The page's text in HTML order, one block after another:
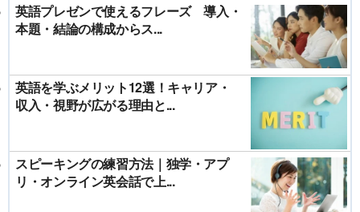
英語プレゼンで使えるフレーズ 導入・
本題・結論の構成からス...
英語を学ぶメリット12選！キャリア・
収入・視野が広がる理由と...
スピーキングの練習方法｜独学・アプ
リ・オンライン英会話で上...